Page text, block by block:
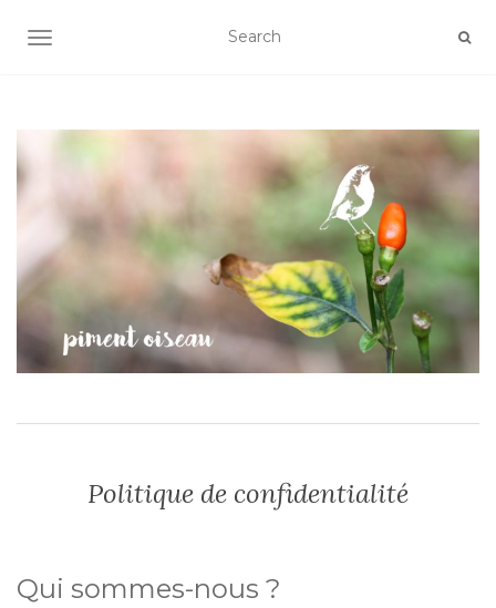
AFFICHER/MASQUER LA NAVIGATION
Politique de confidentialité
Qui sommes-nous ?